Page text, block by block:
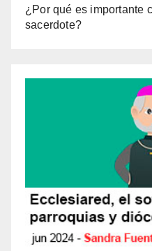
¿Por qué es importante
sacerdote?